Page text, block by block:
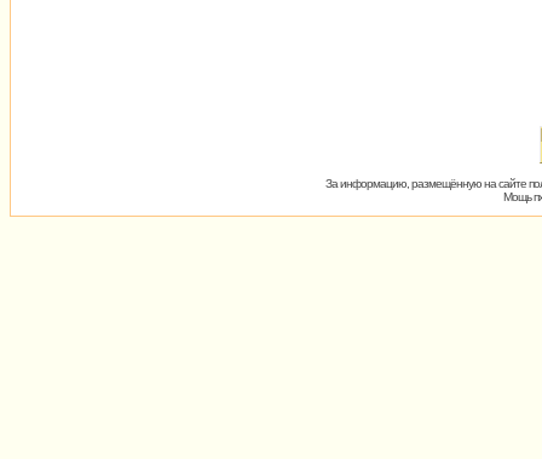
За информацию, размещённую на сайте
Мощь